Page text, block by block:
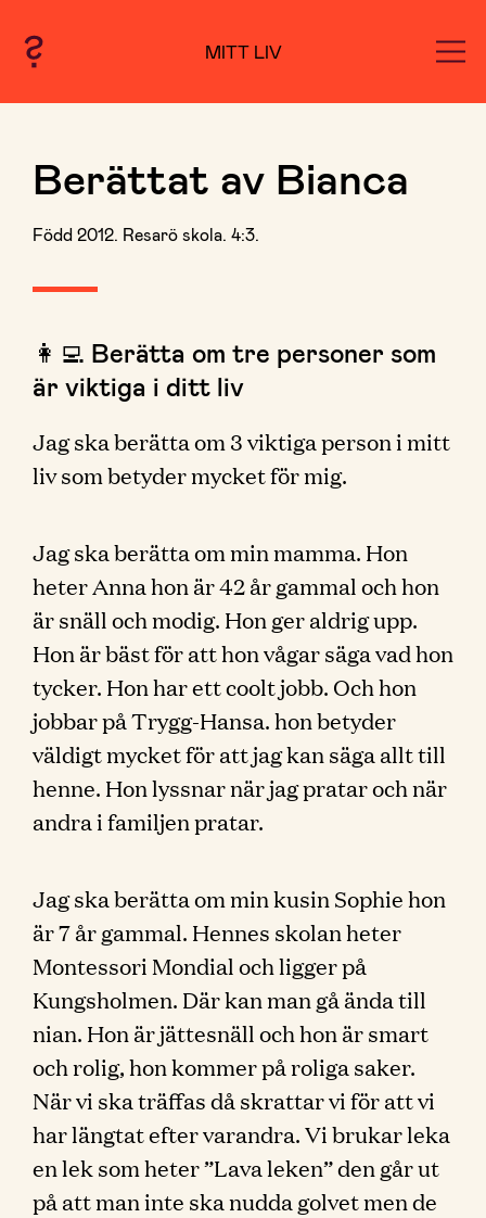
MITT LIV
Berättat av Bianca
Född 2012. Resarö skola. 4:3.
👩‍💻 Berätta om tre personer som
är viktiga i ditt liv
Jag ska berätta om 3 viktiga person i mitt
liv som betyder mycket för mig.
Jag ska berätta om min mamma. Hon
heter Anna hon är 42 år gammal och hon
är snäll och modig. Hon ger aldrig upp.
Hon är bäst för att hon vågar säga vad hon
tycker. Hon har ett coolt jobb. Och hon
jobbar på Trygg-Hansa. hon betyder
väldigt mycket för att jag kan säga allt till
henne. Hon lyssnar när jag pratar och när
andra i familjen pratar.
Jag ska berätta om min kusin Sophie hon
är 7 år gammal. Hennes skolan heter
Montessori Mondial och ligger på
Kungsholmen. Där kan man gå ända till
nian. Hon är jättesnäll och hon är smart
och rolig, hon kommer på roliga saker.
När vi ska träffas då skrattar vi för att vi
har längtat efter varandra. Vi brukar leka
en lek som heter ”Lava leken” den går ut
på att man inte ska nudda golvet men de